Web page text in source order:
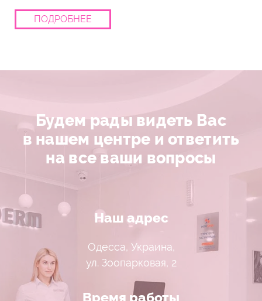
ПОДРОБНЕЕ
Будем рады видеть Вас
в нашем центре и ответить
на все ваши вопросы
Наш адрес
Одесса, Украина,
ул. Зоопарковая, 2
Время работы